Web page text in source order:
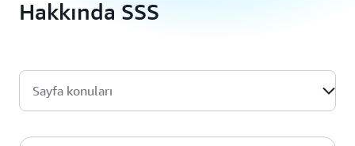
Hakkında SSS
Sayfa konuları